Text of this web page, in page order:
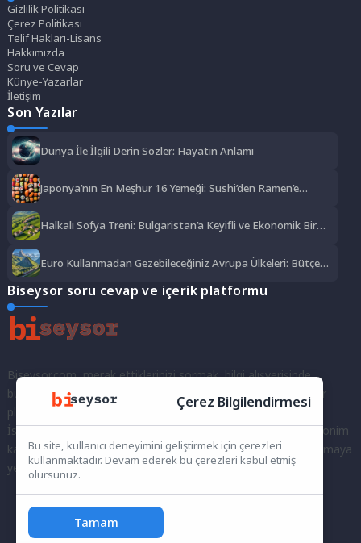
Gizlilik Politikası
Çerez Politikası
Telif Hakları-Lisans
Hakkımızda
Soru ve Cevap
Künye-Yazarlar
İletişim
Son Yazılar
Dünya İle İlgili Derin Sözler: Hayatın Anlamı
Japonya’nın En Meşhur 16 Yemeği: Sushi’den Ramen’e
Halkalı Sofya Treni: Bulgaristan’a Keyifli ve Ekonomik Bir
Euro Kullanmadan Gezebileceğiniz Avrupa Ülkeleri: Bütçe
Biseysor soru cevap ve içerik platformu
Biseysor.com, merak ettiklerinizi sormak, bilgi alışverişinde
bulunmak ve fikirlerinizi paylaşmak için bir araya geldiğimiz bir
platformdur.
İster kayıtlı bir kullanıcı olarak topluluğumuza katılın, ister anonim
kalarak sorularınızı yöneltin; burada her türlü soruya ve tartışmaya
yer var. Bilgiyi keşfetmek ve paylaşmak için bize katılın!
Çerez Bilgilendirmesi
Bu site, kullanıcı deneyimini geliştirmek için çerezleri
kullanmaktadır. Devam ederek bu çerezleri kabul etmiş
olursunuz.
Tamam